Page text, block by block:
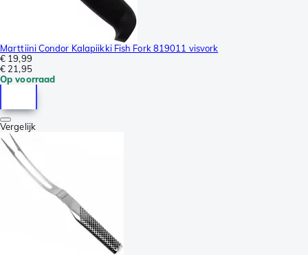
Marttiini Condor Kalapiikki Fish Fork 819011 visvork
€ 19,99
€ 21,95
Op voorraad
Vergelijk